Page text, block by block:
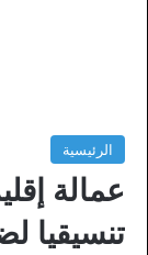
الرئيسية
عمالة
تنسيقيا